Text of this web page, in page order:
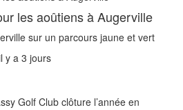
les aoûtiens à Augerville
sur un parcours jaune et vert
y a 3 jours